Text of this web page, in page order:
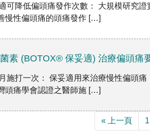
可降低偏頭痛發作次數： 大規模研究證
慢性偏頭痛的頭痛發作 […]
素 (BOTOX® 保妥適) 治療偏頭痛
施打一次： 保妥適用來治療慢性偏頭
頭痛學會認證之醫師施 […]
« 上一頁 1